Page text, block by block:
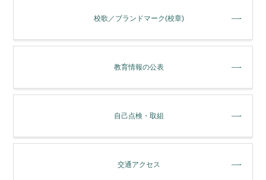
校歌／ブランドマーク(校章)
教育情報の公表
自己点検・取組
交通アクセス